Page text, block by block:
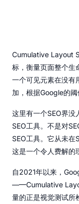
Cumulative Layout
标，衡量页面整个
一个可见元素在没有
加，根据Google的阈
这里有一个SEO界没
SEO工具。不是对
SEO工具。它从未在
这是一个令人费解的
自2021年以来，
——Cumulative
量的正是视觉测试所